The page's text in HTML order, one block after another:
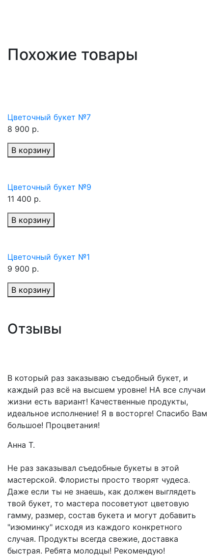
Похожие товары
Цветочный букет №7
8 900 р.
В корзину
Цветочный букет №9
11 400 р.
В корзину
Цветочный букет №1
9 900 р.
В корзину
Отзывы
В который раз заказываю съедобный букет, и
каждый раз всё на высшем уровне! НА все случаи
жизни есть вариант! Качественные продукты,
идеальное исполнение! Я в восторге! Спасибо Вам
большое! Процветания!
Анна Т.
Не раз заказывал съедобные букеты в этой
мастерской. Флористы просто творят чудеса.
Даже если ты не знаешь, как должен выглядеть
твой букет, то мастера посоветуют цветовую
гамму, размер, состав букета и могут добавить
"изюминку" исходя из каждого конкретного
случая. Продукты всегда свежие, доставка
быстрая. Ребята молодцы! Рекомендую!